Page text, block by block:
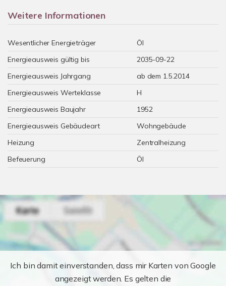
Weitere Informationen
Wesentlicher Energieträger
Öl
Energieausweis gültig bis
2035-09-22
Energieausweis Jahrgang
ab dem 1.5.2014
Energieausweis Werteklasse
H
Energieausweis Baujahr
1952
Energieausweis Gebäudeart
Wohngebäude
Heizung
Zentralheizung
Befeuerung
Öl
Ich bin damit einverstanden, dass mir Karten von Google
angezeigt werden. Es gelten die